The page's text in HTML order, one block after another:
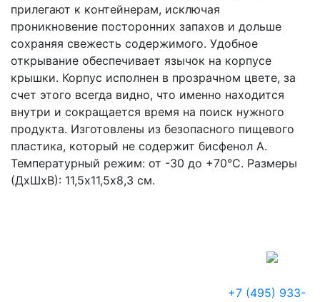
прилегают к контейнерам, исключая
проникновение посторонних запахов и дольше
сохраняя свежесть содержимого. Удобное
открывание обеспечивает язычок на корпусе
крышки. Корпус исполнен в прозрачном цвете, за
счет этого всегда видно, что именно находится
внутри и сокращается время на поиск нужного
продукта. Изготовлены из безопасного пищевого
пластика, который не содержит бисфенол А.
Температурный режим: от -30 до +70°C. Размеры
(ДхШхВ): 11,5х11,5х8,3 см.
+7 (495) 933-